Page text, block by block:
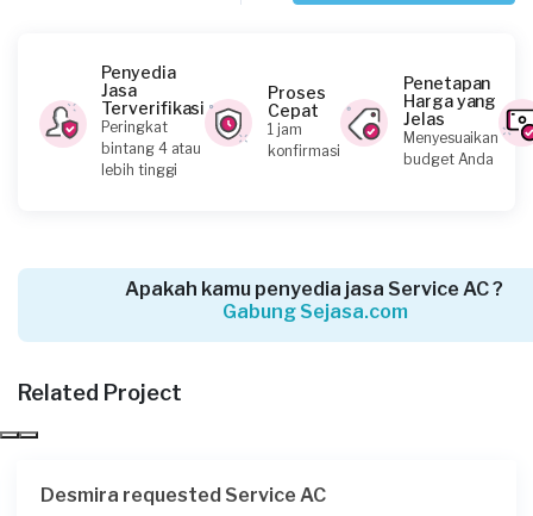
Anggah Kurniawan requested Service AC
Sekitar 3 jam yang lalu
Bekasi Kabupaten, Jawa Barat
Bogor Kabupaten, Jawa Barat
Penyedia
Jasa
Terverifikasi
Peringkat
bintang 4 atau
lebih tinggi
Proses
Cepat
1 jam
konfirmasi
Penetapan
Harga yang
Jelas
Menyesuaikan
budget Anda
Apakah kamu penyedia jasa Service AC ?
Gabung Sejasa.com
Related Project
Desmira requested Service AC